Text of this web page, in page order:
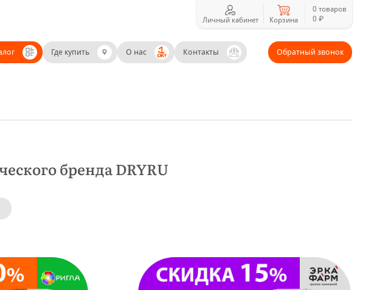
Где купить О нас Контакты Обратный звонок
Личный кабинет Корзина
0 товаров
0 ₽
бренда DRYRU